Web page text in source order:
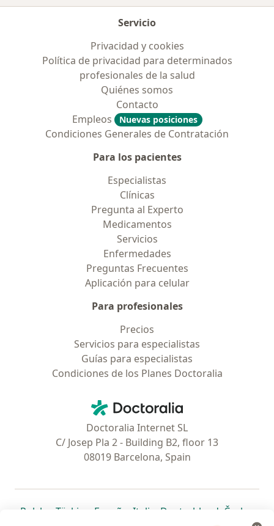
Servicio
Privacidad y cookies
Política de privacidad para determinados
profesionales de la salud
Quiénes somos
Contacto
Empleos
Nuevas posiciones
Condiciones Generales de Contratación
Para los pacientes
Especialistas
Clínicas
Pregunta al Experto
Medicamentos
Servicios
Enfermedades
Preguntas Frecuentes
Aplicación para celular
Para profesionales
Precios
Servicios para especialistas
Guías para especialistas
Condiciones de los Planes Doctoralia
Doctoralia - Página de inicio
Doctoralia Internet SL
C/ Josep Pla 2 - Building B2, floor 13
08019 Barcelona, Spain
Polska se abre en una nueva pestaña
Türkiye se abre en una nueva pestaña
España se abre en una nueva pestaña
Italia se abre en una nueva
Deutschlandse abre en
Česko